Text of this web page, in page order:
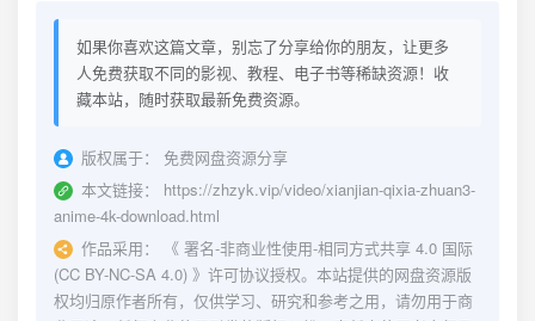
如果你喜欢这篇文章，别忘了分享给你的朋友，让更多
人免费获取不同的影视、教程、电子书等稀缺资源！收
藏本站，随时获取最新免费资源。
版权属于：
免费网盘资源分享
本文链接：
https://zhzyk.vip/video/xianjian-qixia-zhuan3-
anime-4k-download.html
作品采用：
《 署名-非商业性使用-相同方式共享 4.0 国际
(CC BY-NC-SA 4.0) 》许可协议授权。本站提供的网盘资源版
权均归原作者所有，仅供学习、研究和参考之用，请勿用于商